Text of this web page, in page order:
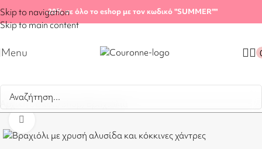
Skip to navigation
Skip to main content
-20%σε όλο το eshop με τον κωδικό "SUMMER""
Menu
Αρχική σελίδα